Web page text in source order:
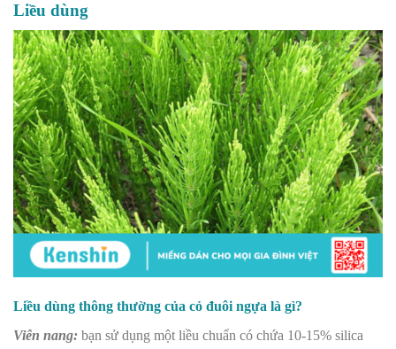
Liều dùng
Liều dùng thông thường của cỏ đuôi ngựa là gì?
Viên nang: bạn sử dụng một liều chuẩn có chứa 10-15% silica